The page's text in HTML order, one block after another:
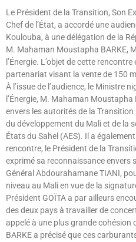
Le Président de la Transition, Son
Chef de l’État, a accordé une
Koulouba, à une délégation de la
M. Mahaman Moustapha BARKE,
l’Énergie. L’objet de cette
partenariat visant la vente de 150
À l’issue de l’audience, le Ministre
l’Énergie, M. Mahaman
envers les autorités de la
du développement du Mali et de la
États du Sahel (AES). Il a
rencontre, le Président de la
exprimé sa reconnaissance envers
Général Abdourahamane TIANI,
niveau au Mali en vue de la
Président GOÏTA a par ailleurs
des deux pays à travailler de
appelé à une plus grande
BARKE a précisé que ces